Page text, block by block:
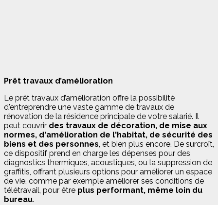
Prêt travaux d’amélioration
Le prêt travaux d’amélioration offre la possibilité
d'entreprendre une vaste gamme de travaux de
rénovation de la résidence principale de votre salarié. Il
peut couvrir des travaux de décoration, de mise aux
normes, d'amélioration de l'habitat, de sécurité des
biens et des personnes, et bien plus encore. De surcroît,
ce dispositif prend en charge les dépenses pour des
diagnostics thermiques, acoustiques, ou la suppression de
graffitis, offrant plusieurs options pour améliorer un espace
de vie, comme par exemple améliorer ses conditions de
télétravail, pour être plus performant, même loin du
bureau.